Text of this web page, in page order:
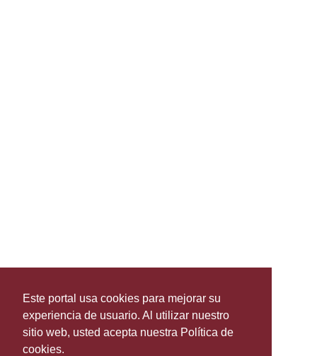
Este portal usa cookies para mejorar su
experiencia de usuario. Al utilizar nuestro
sitio web, usted acepta nuestra Política de
cookies.